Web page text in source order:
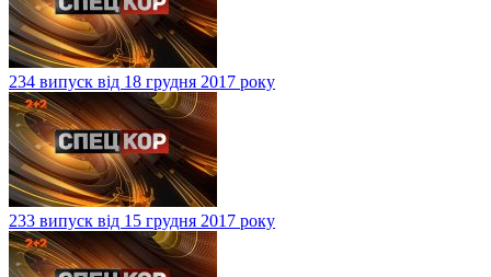
234 випуск від 18 грудня 2017 року
233 випуск від 15 грудня 2017 року